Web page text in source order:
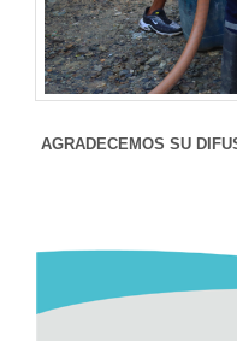
AGRADECEMOS SU